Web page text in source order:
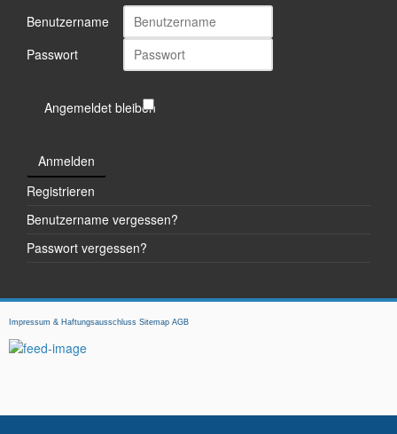
Benutzername
Passwort
Angemeldet bleiben
Anmelden
Registrieren
Benutzername vergessen?
Passwort vergessen?
Impressum & Haftungsausschluss Sitemap AGB